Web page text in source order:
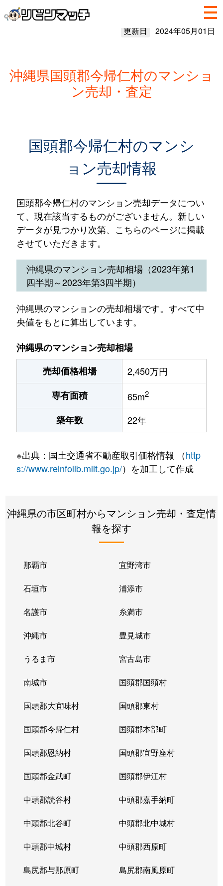
更新日 2024年05月01日
沖縄県国頭郡今帰仁村のマンショ
ン売却・査定
国頭郡今帰仁村のマンシ
ョン売却情報
国頭郡今帰仁村のマンション売却データについ
て、現在該当するものがございません。新しい
データが見つかり次第、こちらのページに掲載
させていただきます。
沖縄県のマンション売却相場（2023年第1
四半期～2023年第3四半期）
沖縄県のマンションの売却相場です。すべて中
央値をもとに算出しています。
沖縄県のマンション売却相場
売却価格相場
2,450万円
専有面積
65m2
築年数 22年
※出典：国土交通省不動産取引価格情報 （http
s://www.reinfolib.mlit.go.jp/）を加工して作成
沖縄県の市区町村からマンション売却・査定情
報を探す
那覇市 宜野湾市
石垣市 浦添市
名護市 糸満市
沖縄市 豊見城市
うるま市 宮古島市
南城市 国頭郡国頭村
国頭郡大宜味村 国頭郡東村
国頭郡今帰仁村 国頭郡本部町
国頭郡恩納村 国頭郡宜野座村
国頭郡金武町 国頭郡伊江村
中頭郡読谷村 中頭郡嘉手納町
中頭郡北谷町 中頭郡北中城村
中頭郡中城村 中頭郡西原町
島尻郡与那原町 島尻郡南風原町